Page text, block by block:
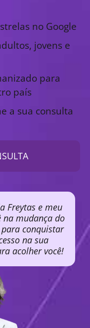
no Google
jovens e
para
país
a sua consulta
Freytas e meu
na mudança do
conquistar
na sua
acolher você!